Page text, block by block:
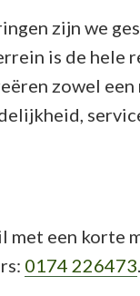
zijn we
is de hele
zowel
met een korte
0174 226473.